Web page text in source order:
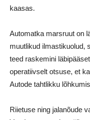
kaasas.
Automatka marsruut on
muutlikud ilmastikuolud,
teed raskemini
operatiivselt otsuse, et
Autode tahtlikku
Riietuse ning jalanõude